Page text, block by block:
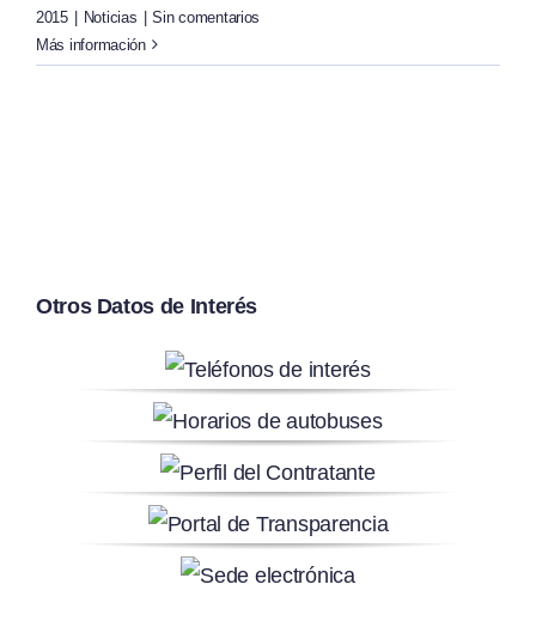
2015
Noticias
Sin comentarios
Más información
Otros Datos de Interés